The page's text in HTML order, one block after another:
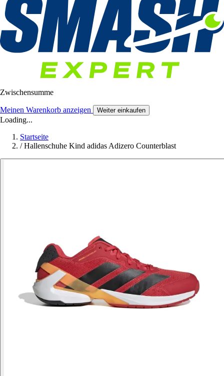
Zwischensumme
Meinen Warenkorb anzeigen Weiter einkaufen
Loading...
Startseite
/ Hallenschuhe Kind adidas Adizero Counterblast